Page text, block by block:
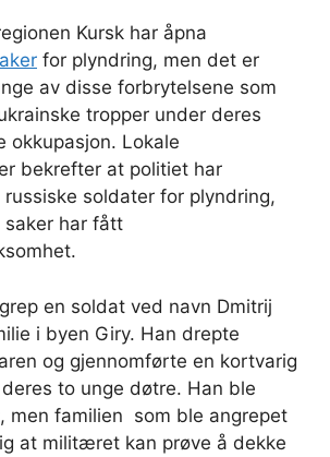
Kursk har åpna
for plyndring, men det er
av disse forbrytelsene som
tropper under deres
okkupasjon. Lokale
bekrefter at politiet har
soldater for plyndring,
saker har fått
en soldat ved navn Dmitrij
i byen Giry. Han drepte
og gjennomførte en kortvarig
to unge døtre. Han ble
men familien som ble angrepet
at militæret kan prøve å dekke